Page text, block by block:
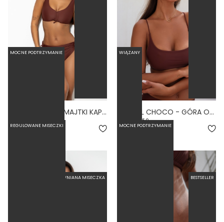
MARE CHOCO - MAJTKI KĄPIELOWE NA DUŻY BRZUCH WYSOKI STAN BRĄZOWY
179,00 zł
MINIMAL CHOCO - GÓRA OD BIKINI NA MAŁY BIUST WIĄZANE PLECY BRĄZOWY
5.0
189,00 zł
MOCNE PODTRZYMANIE
USZTYWNIANA MISECZKA
WIĄZANY
BESTSELLER
REGULOWANE MISECZKI MOCNE PODTRZYMANIE